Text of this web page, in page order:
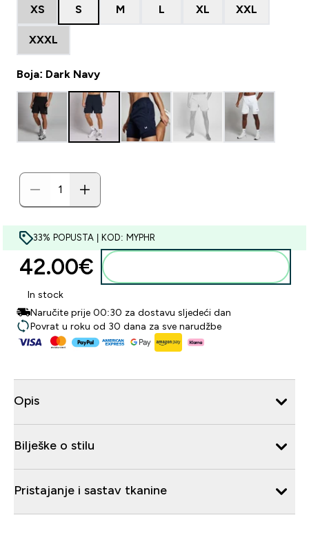
XS S M L XL XXL
XXXL
Boja: Dark Navy
33% POPUSTA | KOD: MYPHR
42.00€‎
In stock
Naručite prije 00:30 za dostavu sljedeći dan
Povrat u roku od 30 dana za sve narudžbe
Opis
Bilješke o stilu
Pristajanje i sastav tkanine